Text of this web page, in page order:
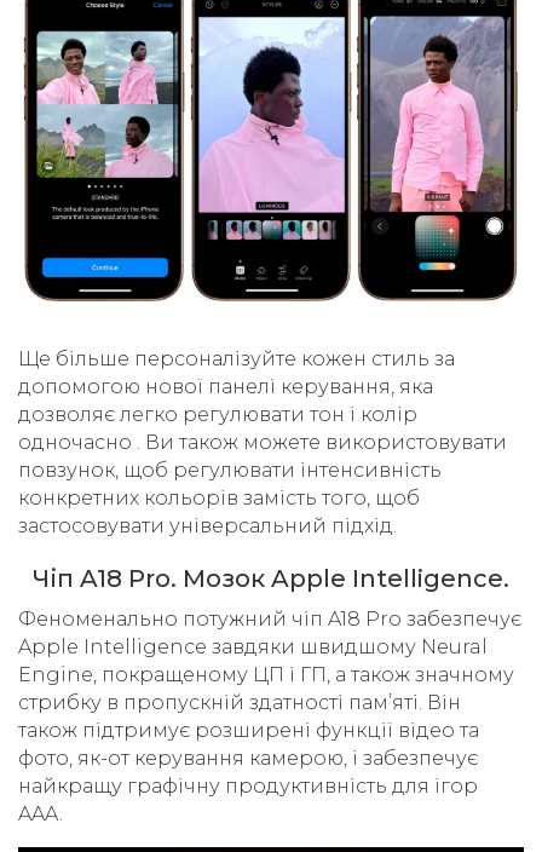
Ще більше персоналізуйте кожен стиль за
допомогою нової панелі керування, яка
дозволяє легко регулювати тон і колір
одночасно . Ви також можете використовувати
повзунок, щоб регулювати інтенсивність
конкретних кольорів замість того, щоб
застосовувати універсальний підхід.
Чіп A18 Pro. Мозок Apple Intelligence.
Феноменально потужний чіп A18 Pro забезпечує
Apple Intelligence завдяки швидшому Neural
Engine, покращеному ЦП і ГП, а також значному
стрибку в пропускній здатності пам’яті. Він
також підтримує розширені функції відео та
фото, як-от керування камерою, і забезпечує
найкращу графічну продуктивність для ігор
AAA.